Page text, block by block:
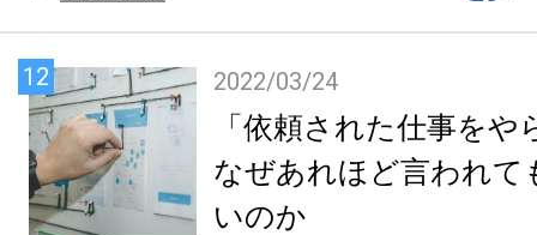
12 2022/03/24
「依頼された仕事を
なぜあれほど言われて
いのか